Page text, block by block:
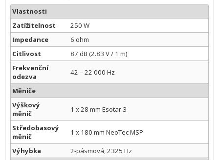
Vlastnosti
Zatížitelnost
250 W
Impedance
6 ohm
Citlivost
87 dB (2.83 V / 1 m)
Frekvenční
odezva
42 – 22 000 Hz
Měniče
Výškový
měnič
1 x 28 mm Esotar 3
Středobasový
měnič
1 x 180 mm NeoTec MSP
Výhybka
2-pásmová, 2325 Hz